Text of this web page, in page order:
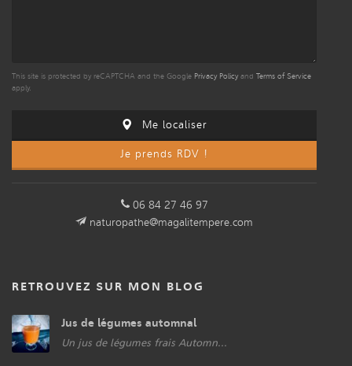
This site is protected by reCAPTCHA and the Google Privacy Policy and Terms of Service
apply.
Me localiser
Je prends RDV !
06 84 27 46 97
naturopathe@magalitempere.com
RETROUVEZ SUR MON BLOG
Jus de légumes automnal
Un jus de légumes frais Automn...